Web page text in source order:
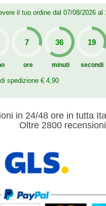
il tuo ordine dal 07/08/2026 al
ore minuti secondi
spedizione € 4,90
in 24/48 ore in tutta
Oltre 2800